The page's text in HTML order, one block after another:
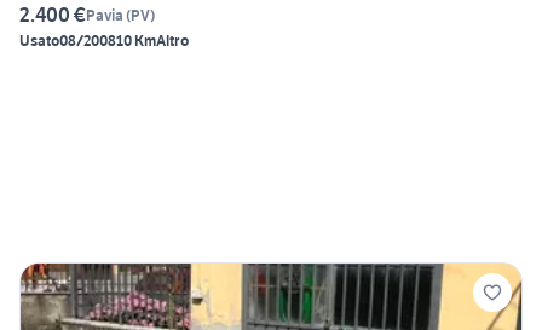
2.400 €Pavia (PV)
Usato08/200810 KmAltro